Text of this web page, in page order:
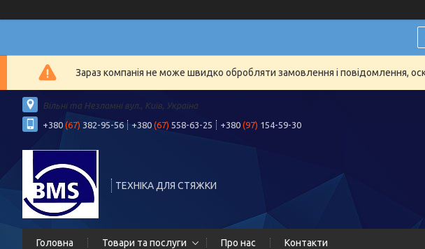
Зараз компанія не може швидко обробляти замовлення і повідомлення,
Вільні та Незламні вул., Київ, Україна
+380 (67) 382-95-56 +380 (67) 558-63-25 +380 (97) 154-59-30
ТЕХНІКА ДЛЯ СТЯЖКИ
Головна Товари та послуги Про нас Контакти